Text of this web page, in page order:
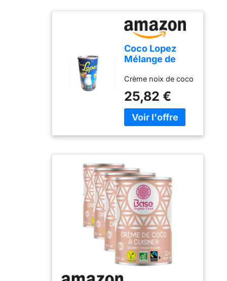
Coco Lopez
Mélange de
de coco pour le
pina colada.
Crème noix de coco
25,82 €